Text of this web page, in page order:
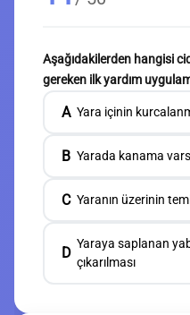
Aşağıdakilerden hangisi
gereken ilk yardım
A Yara içinin
B Yarada kanama
C Yaranın üzerinin
D
Yaraya saplanan
çıkarılması